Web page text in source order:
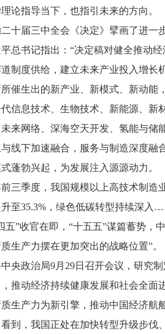
论指导当下，也指引未来的方向。
十届三中全会《决定》擘画了进一
总书记指出：“决定稿对健全推动
制度供给，建立未来产业投入增长
催生出的新产业、新模式、新动能
信息技术、生物技术、新能源、新
未来网络、深海空天开发、氢能与
线下加速融合，服务与制造深度
蓬勃兴起，为发展注入源源动力。
三季度，我国规模以上高技术制造
至35.3%，绿色低碳转型持续深入
五”收官在即，“十五五”谋篇蓄势，
生产力摆在更加突出的战略位置”。
央政治局9月29日召开会议，研究
推动经济持续健康发展和社会全面
质生产力为新引擎，推动中国经济航
到，我国正处在加快转型升级步伐